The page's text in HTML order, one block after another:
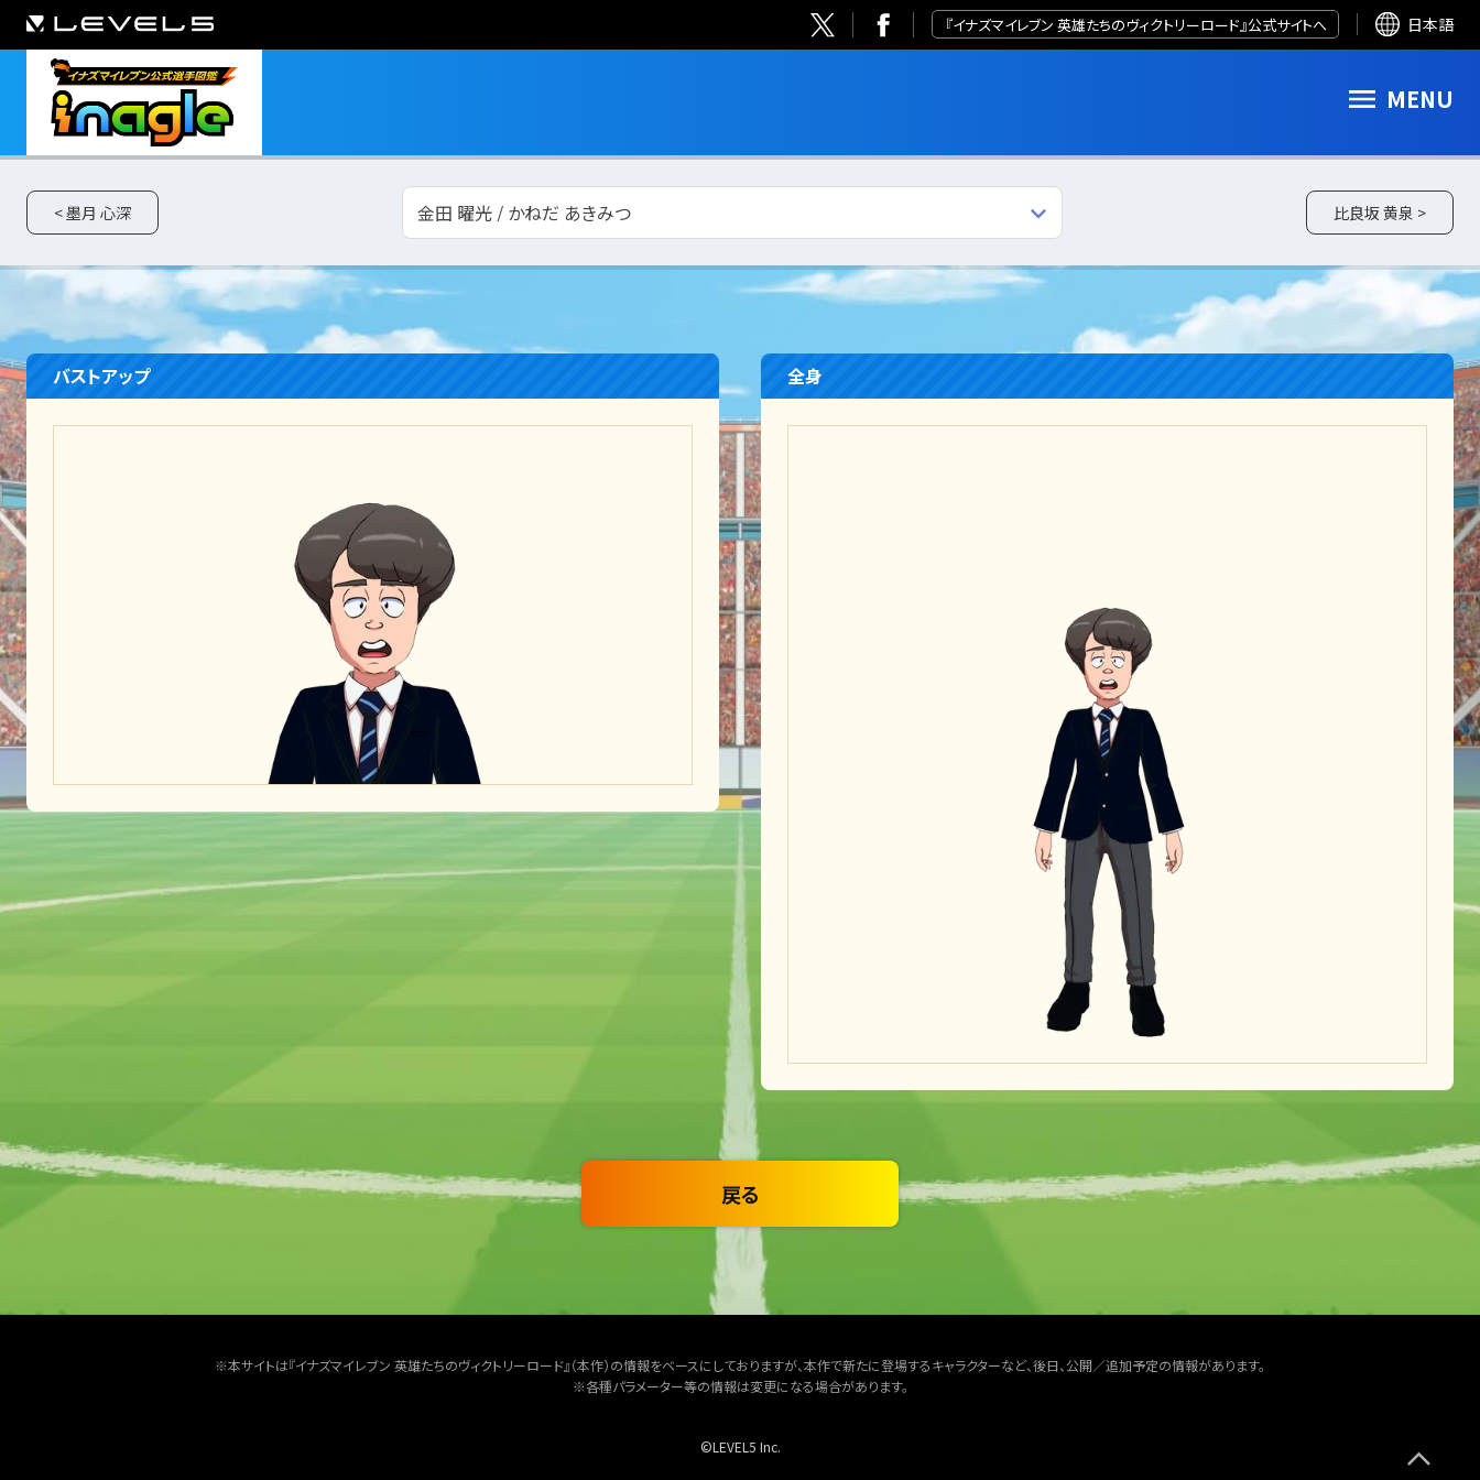
『イナズマイレブン 英雄たちのヴィクトリーロード』公式サイトへ 日本語
MENU
< 墨月 心深 金田 曜光 / かねだ あきみつ 比良坂 黄泉 >
バストアップ 全身
戻る
※本サイトは『イナズマイレブン 英雄たちのヴィクトリーロード』（本作）の情報をベースにしておりますが、本作で新たに登場するキャラクターなど、後日、公開／追加予定の情報があります。
※各種パラメーター等の情報は変更になる場合があります。
©LEVEL5 Inc.